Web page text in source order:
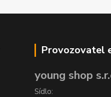
Provozovatel
young shop
Sídlo: